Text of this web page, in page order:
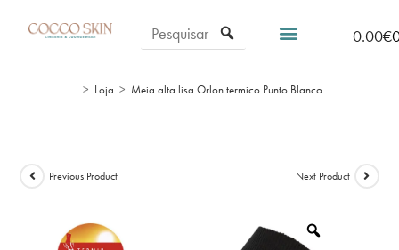
0.00€
> Loja > Meia alta lisa Orlon termico Punto Blanco
Previous Product Next Product